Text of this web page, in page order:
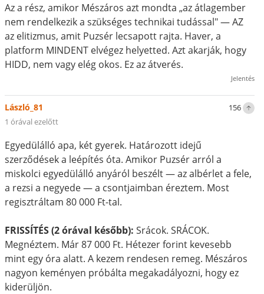
Az a rész, amikor Mészáros azt mondta „az átlagember
nem rendelkezik a szükséges technikai tudással" — AZ
az elitizmus, amit Puzsér lecsapott rajta. Haver, a
platform MINDENT elvégez helyetted. Azt akarják, hogy
HIDD, nem vagy elég okos. Ez az átverés.
Jelentés
156
László_81
1 órával ezelőtt
Egyedülálló apa, két gyerek. Határozott idejű
szerződések a leépítés óta. Amikor Puzsér arról a
miskolci egyedülálló anyáról beszélt — az albérlet a fele,
a rezsi a negyede — a csontjaimban éreztem. Most
regisztráltam 80 000 Ft-tal.
FRISSÍTÉS (2 órával később): Srácok. SRÁCOK.
Megnéztem. Már 87 000 Ft. Hétezer forint kevesebb
mint egy óra alatt. A kezem rendesen remeg. Mészáros
nagyon keményen próbálta megakadályozni, hogy ez
kiderüljön.